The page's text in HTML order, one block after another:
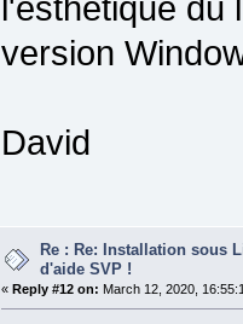
l'esthetique du
version
David
Re : Re: Installation sous
d'aide SVP !
« Reply #12 on: March 12, 2020,